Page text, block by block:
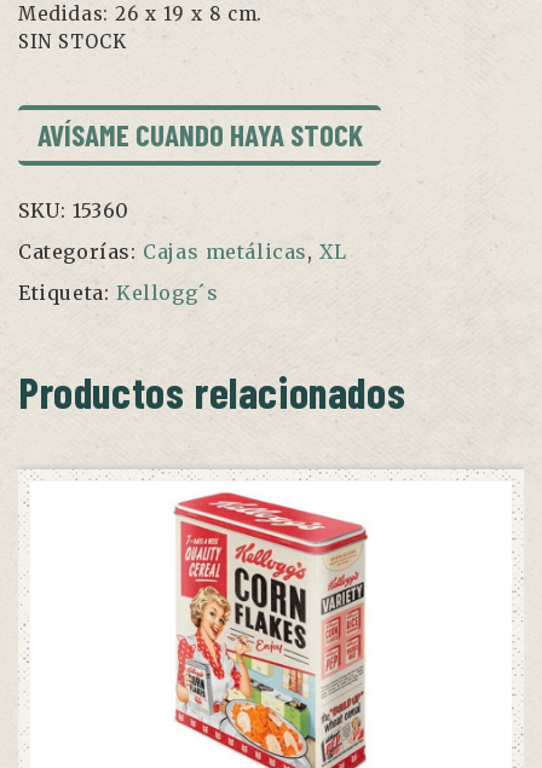
Medidas: 26 x 19 x 8 cm.
SIN STOCK
AVÍSAME CUANDO HAYA STOCK
SKU: 15360
Categorías: Cajas metálicas,XL
Etiqueta: Kellogg´s
Productos relacionados